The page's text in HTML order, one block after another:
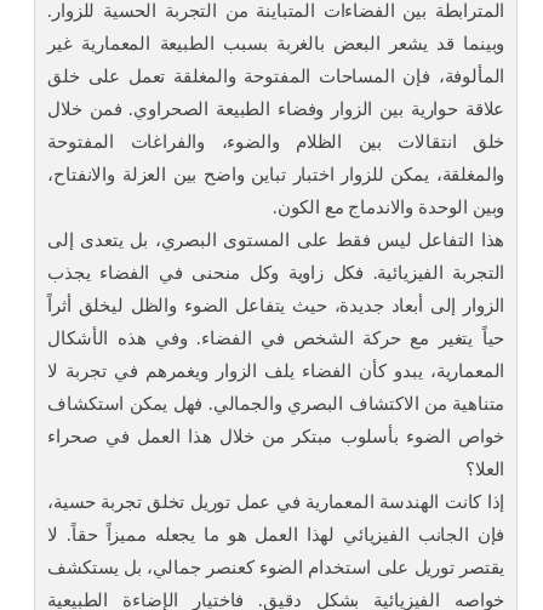
المترابطة بين الفضاءات المتباينة من التجربة الحسية للزوار.
وبينما قد يشعر البعض بالغربة بسبب الطبيعة المعمارية غير
المألوفة، فإن المساحات المفتوحة والمغلقة تعمل على خلق
علاقة حوارية بين الزوار وفضاء الطبيعة الصحراوي. فمن خلال
خلق انتقالات بين الظلام والضوء، والفراغات المفتوحة
والمغلقة، يمكن للزوار اختبار تباين واضح بين العزلة والانفتاح،
وبين الوحدة والاندماج مع الكون.
هذا التفاعل ليس فقط على المستوى البصري، بل يتعدى إلى
التجربة الفيزيائية. فكل زاوية وكل منحنى في الفضاء يجذب
الزوار إلى أبعاد جديدة، حيث يتفاعل الضوء والظل ليخلق أثراً
حياً يتغير مع حركة الشخص في الفضاء. وفي هذه الأشكال
المعمارية، يبدو كأن الفضاء يلف الزوار ويغمرهم في تجربة لا
متناهية من الاكتشاف البصري والجمالي. فهل يمكن استكشاف
خواص الضوء بأسلوب مبتكر من خلال هذا العمل في صحراء
العلا؟
إذا كانت الهندسة المعمارية في عمل توريل تخلق تجربة حسية،
فإن الجانب الفيزيائي لهذا العمل هو ما يجعله مميزاً حقاً. لا
يقتصر توريل على استخدام الضوء كعنصر جمالي، بل يستكشف
خواصه الفيزيائية بشكل دقيق. فاختيار الإضاءة الطبيعية